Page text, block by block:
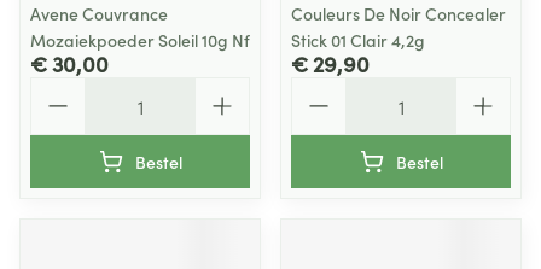
Avene Couvrance
Mozaiekpoeder Soleil 10g Nf
€ 30,00
Bestel
Couleurs De Noir Concealer
Stick 01 Clair 4,2g
€ 29,90
Bestel